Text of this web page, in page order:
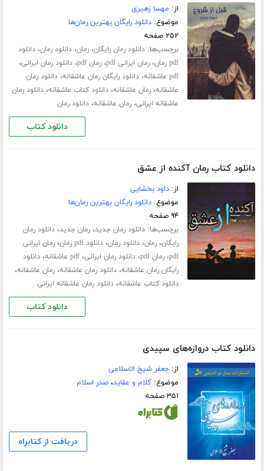
از: مهسا زهیری
موضوع:دانلود رایگان بهترین رمان‌ها
۲۵۲ صفحه
برچسب‌ها:دانلود رمان رایگان،رمان،دانلود رمان،دانلود
pdf رمان
،رمان ایرانی pdf ،رمان pdf ،دانلود رمان ایرانی،
pdf عاشقانه ،دانلود رایگان رمان عاشقانه،دانلود رمان
عاشقانه،رمان عاشقانه،دانلود کتاب عاشقانه،دانلود رمان
عاشقانه ایرانی،رمان عاشقانه،دانلود رمان
دانلود کتاب
دانلود کتاب رمان آکنده از عشق
از:داود بخشایی
موضوع:دانلود رایگان بهترین رمان‌ها
۹۴ صفحه
برچسب‌ها:دانلود رمان جدید،رمان جدید،دانلود رمان
رایگان،رمان،دانلود رمان،دانلود pdf رمان ،رمان ایرانی
pdf،رمان pdf ،دانلود رمان ایرانی،pdf عاشقانه ،دانلود
رایگان رمان عاشقانه،دانلود رمان عاشقانه،رمان عاشقانه،
دانلود کتاب عاشقانه،دانلود رمان عاشقانه ایرانی
دانلود کتاب
دانلود کتاب دروازه‌های سپیدی
از:جعفر شیخ الاسلامی
موضوع:کلام و عقاید،صدر اسلام
۳۵۱ صفحه
دریافت از کتابراه